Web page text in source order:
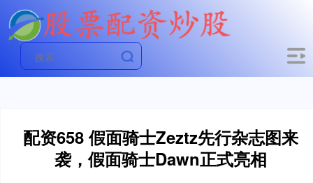
配资658 假面骑士Zeztz先行杂志图来
袭，假面骑士Dawn正式亮相